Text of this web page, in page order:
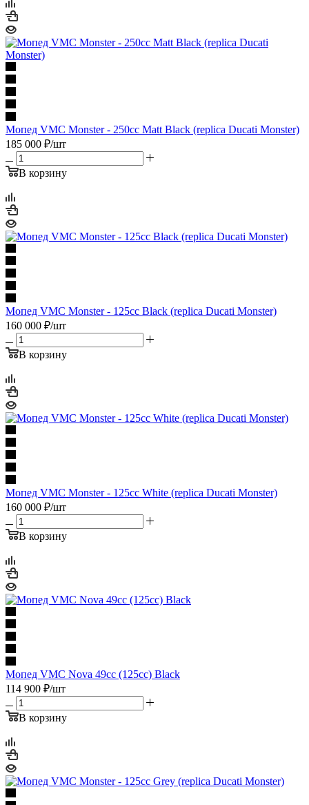
Мопед VMC Monster - 250сс Matt Black (replica Ducati Monster)
185 000 ₽/шт
В корзину
Мопед VMC Monster - 125сс Black (replica Ducati Monster)
160 000 ₽/шт
В корзину
Мопед VMC Monster - 125сс White (replica Ducati Monster)
160 000 ₽/шт
В корзину
Мопед VMC Nova 49сс (125сс) Black
114 900 ₽/шт
В корзину